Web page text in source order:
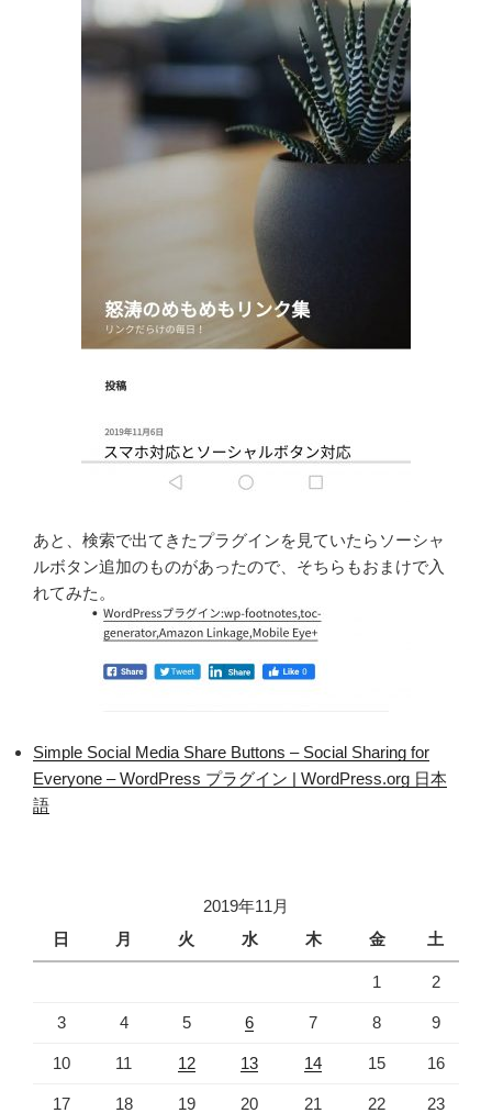
あと、検索で出てきたプラグインを見ていたらソーシャ
ルボタン追加のものがあったので、そちらもおまけで入
れてみた。
Simple Social Media Share Buttons – Social Sharing for
Everyone – WordPress プラグイン | WordPress.org 日本
語
2019年11月
日
月 火 水 木 金 土
1 2
3 4 5 6 7 8 9
10 11 12 13 14 15 16
17 18 19 20 21 22 23